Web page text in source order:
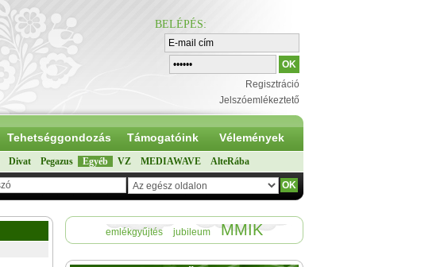
BELÉPÉS:
Regisztráció
Jelszóemlékeztető
Tehetséggondozás Támogatóink Vélemények
Divat Pegazus Egyéb VZ MEDIAWAVE AlteRába
emlékgyűjtés jubileum MMIK